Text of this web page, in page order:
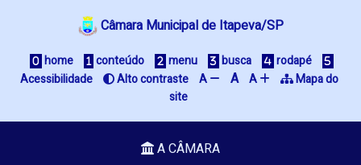
Câmara Municipal de Itapeva/SP
home conteúdo menu busca
rodapé
Acessibilidade
Alto contraste A A A
Mapa do
site
A CÂMARA